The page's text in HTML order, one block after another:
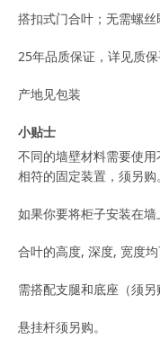
搭扣式门合叶；无需螺丝
25年品质保证，详见质保
产地见包装
小贴士
不同的墙壁材料需要使
相符的固定装置，须另购。
如果你要将柜子安装在墙
合叶的高度, 深度, 宽度均
需搭配支腿和底座（须另
悬挂杆须另购。